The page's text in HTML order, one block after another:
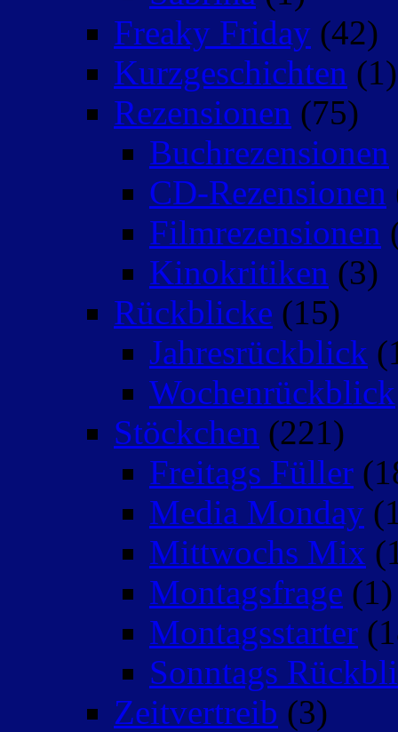
Freaky Friday (42)
Kurzgeschichten (1)
Rezensionen (75)
Buchrezensionen
CD-Rezensionen
Filmrezensionen
Kinokritiken (3)
Rückblicke (15)
Jahresrückblick
Wochenrückblick
Stöckchen (221)
Freitags Füller
Media Monday
Mittwochs Mix
Montagsfrage (1)
Montagsstarter
Sonntags
Zeitvertreib (3)